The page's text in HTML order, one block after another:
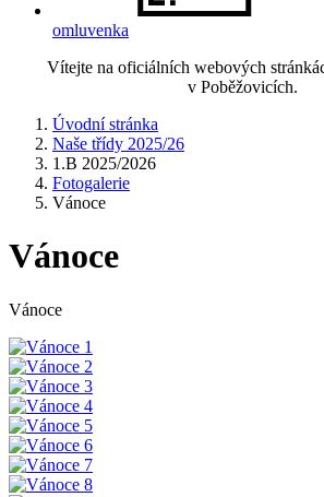
omluvenka
Vítejte na oficiálních webových
v Poběžovicích.
Úvodní stránka
Naše třídy 2025/26
1.B 2025/2026
Fotogalerie
Vánoce
Vánoce
Vánoce